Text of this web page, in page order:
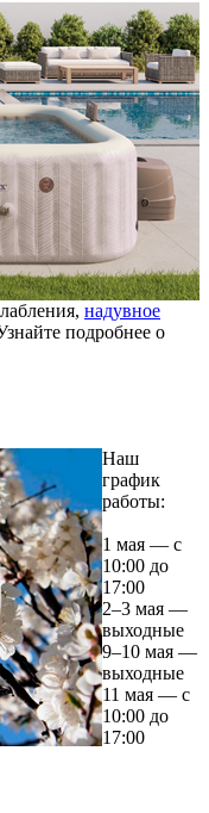
надувное
подробнее о
Наш
график
работы:
1 мая — с
10:00 до
17:00
2–3 мая —
выходные
9–10 мая —
выходные
11 мая — с
10:00 до
17:00